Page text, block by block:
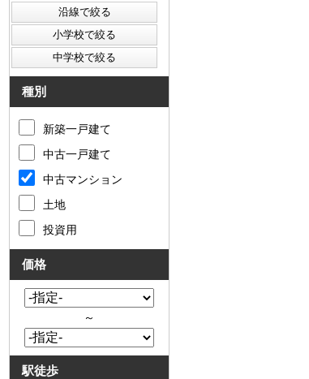
種別
新築一戸建て
中古一戸建て
中古マンション
土地
投資用
価格
～
駅徒歩